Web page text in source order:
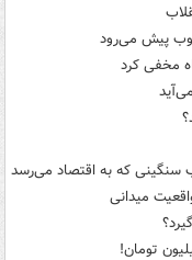
خوب پیش می‌رود
مخفی کرد
که به اقتصاد می‌رسد
میدانی